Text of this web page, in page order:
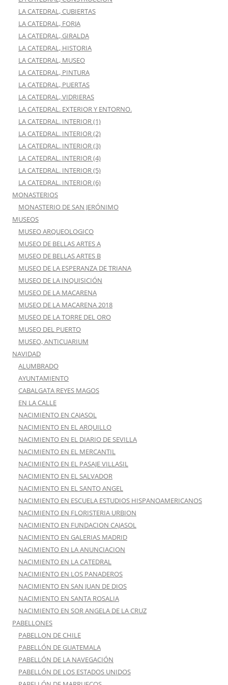
LA CATEDRAL, CUBIERTAS
LA CATEDRAL, FORJA
LA CATEDRAL, GIRALDA
LA CATEDRAL, HISTORIA
LA CATEDRAL, MUSEO
LA CATEDRAL, PINTURA
LA CATEDRAL, PUERTAS
LA CATEDRAL, VIDRIERAS
LA CATEDRAL. EXTERIOR Y ENTORNO.
LA CATEDRAL. INTERIOR (1)
LA CATEDRAL. INTERIOR (2)
LA CATEDRAL. INTERIOR (3)
LA CATEDRAL. INTERIOR (4)
LA CATEDRAL. INTERIOR (5)
LA CATEDRAL. INTERIOR (6)
MONASTERIOS
MONASTERIO DE SAN JERÓNIMO
MUSEOS
MUSEO ARQUEOLOGICO
MUSEO DE BELLAS ARTES A
MUSEO DE BELLAS ARTES B
MUSEO DE LA ESPERANZA DE TRIANA
MUSEO DE LA INQUISICIÓN
MUSEO DE LA MACARENA
MUSEO DE LA MACARENA 2018
MUSEO DE LA TORRE DEL ORO
MUSEO DEL PUERTO
MUSEO, ANTICUARIUM
NAVIDAD
ALUMBRADO
AYUNTAMIENTO
CABALGATA REYES MAGOS
EN LA CALLE
NACIMIENTO EN CAJASOL
NACIMIENTO EN EL ARQUILLO
NACIMIENTO EN EL DIARIO DE SEVILLA
NACIMIENTO EN EL MERCANTIL
NACIMIENTO EN EL PASAJE VILLASIL
NACIMIENTO EN EL SALVADOR
NACIMIENTO EN EL SANTO ANGEL
NACIMIENTO EN ESCUELA ESTUDIOS HISPANOAMERICANOS
NACIMIENTO EN FLORISTERIA URBION
NACIMIENTO EN FUNDACION CAJASOL
NACIMIENTO EN GALERIAS MADRID
NACIMIENTO EN LA ANUNCIACION
NACIMIENTO EN LA CATEDRAL
NACIMIENTO EN LOS PANADEROS
NACIMIENTO EN SAN JUAN DE DIOS
NACIMIENTO EN SANTA ROSALIA
NACIMIENTO EN SOR ANGELA DE LA CRUZ
PABELLONES
PABELLON DE CHILE
PABELLÓN DE GUATEMALA
PABELLÓN DE LA NAVEGACIÓN
PABELLÓN DE LOS ESTADOS UNIDOS